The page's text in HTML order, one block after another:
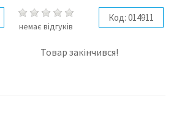
немає відгуків
Код: 014911
Товар закінчився!